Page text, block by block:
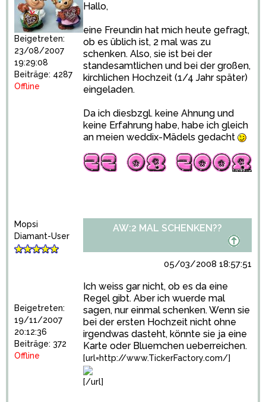
Beigetreten:
23/08/2007
19:29:08
Beiträge: 4287
Offline
Hallo,
eine Freundin hat mich heute gefragt,
ob es üblich ist, 2 mal was zu
schenken. Also, sie ist bei der
standesamtlichen und bei der großen,
kirchlichen Hochzeit (1/4 Jahr später)
eingeladen.
Da ich diesbzgl. keine Ahnung und
keine Erfahrung habe, habe ich gleich
an meien weddix-Mädels gedacht
Mopsi
Diamant-User
Beigetreten:
19/11/2007
20:12:36
Beiträge: 372
Offline
AW:2 MAL SCHENKEN??
05/03/2008 18:57:51
Ich weiss gar nicht, ob es da eine
Regel gibt. Aber ich wuerde mal
sagen, nur einmal schenken. Wenn sie
bei der ersten Hochzeit nicht ohne
irgendwas dasteht, könnte sie ja eine
Karte oder Bluemchen ueberreichen.
[url=http://www.TickerFactory.com/]
[/url]